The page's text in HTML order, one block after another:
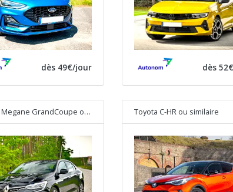
dès 49€/jour dès
GrandCoupe ou similaire Toyota C-HR ou similaire